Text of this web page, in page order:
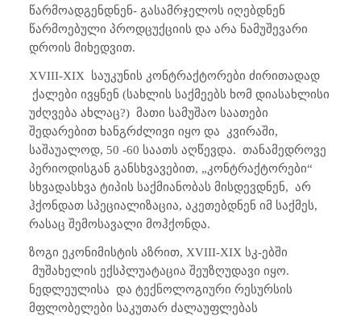
წარმოადგენდნენ- გასამრჯელოს იღებდნენ
წარმოებული პროდცუქციის და არა ნამუშევარი
დროის მიხედვით.
XVIII-XIX
საუკუნის კონტრაქტორები ძირითადად
ქალები ივყნენ (სახლის საქმეებს ხომ დიასახლისი
უძღვება ახლაც?) მათი სამუშაო საათები
შედარებით ხანგრძლივი იყო და კვირაში,
საშაუალოდ, 50 -60 საათს აღწევდა. თანამედროვე
პერიოდისგან განსხვავებით, „კონტრაქტორები“
სხვადასხვა ტიპის საქმიანობას მისდევდნენ, არ
ჰქონდათ სპეციალიზაცია, აკეთებდნენ იმ საქმეს,
რასაც შემოსავალი მოჰქონდა.
ზოგი ეკონიმისტის აზრით, XVIII-XIX სკ-ებში
მუშახელის ექსპლუატაცია შეუზღუდავი იყო.
ნედლეულისა და ტექნოლოგიური რესურსის
მფლობელები საკუთარ ძალაუფლებას